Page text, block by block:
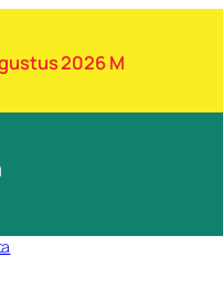
2026 M